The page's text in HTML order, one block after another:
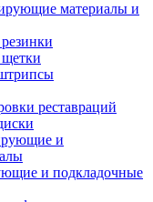
материалы и
реставраций
и подкладочные